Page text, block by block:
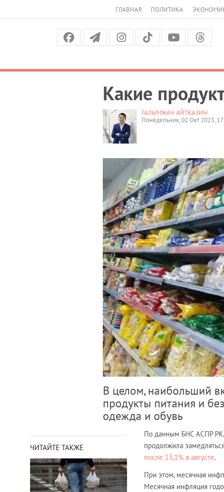
ГЛАВНАЯ ПОЛИТИКА
Какие
ГАЛЫМЖАН АЙТКАЗИН
Понедельник, 02 Окт 2023,
В целом, наибольший
продукты питания и
одежда и обувь
ЧИТАЙТЕ ТАКЖЕ
По данным БНС АСПР РК,
продолжила
после 13,1% в августе.
При этом, месячная
Месячная инфляция